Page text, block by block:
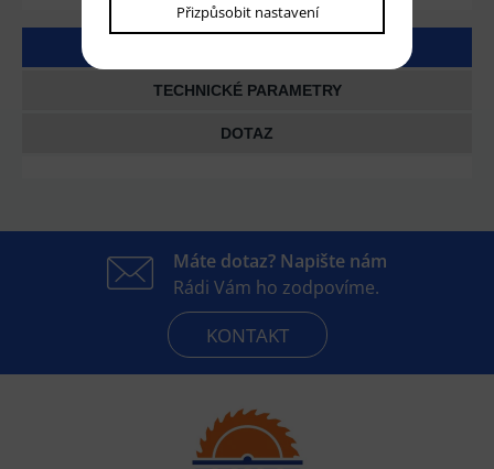
TECHNICKÉ PARAMETRY
DOTAZ
Máte dotaz? Napište nám
Rádi Vám ho zodpovíme.
KONTAKT
Přizpůsobit nastavení